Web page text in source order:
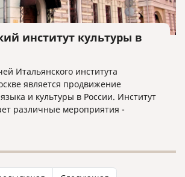
институт культуры в
Итальянского института
является продвижение
и культуры в России. Институт
различные мероприятия -
с многими учреждениями